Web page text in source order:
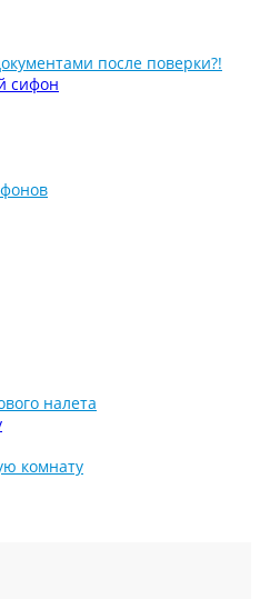
после поверки?!
налета
комнату